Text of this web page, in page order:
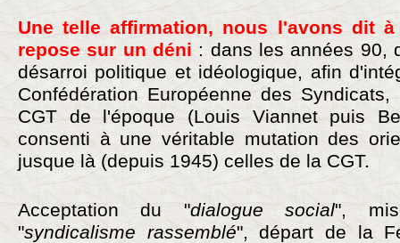
Une telle affirmation, nous l'avons dit
repose sur un déni : dans les années 90,
désarroi politique et idéologique, afin
Confédération Européenne des
CGT de l'époque (Louis Viannet puis
consenti à une véritable mutation des
jusque là (depuis 1945) celles de la CGT.
Acceptation du "dialogue social",
"syndicalisme rassemblé", départ de la